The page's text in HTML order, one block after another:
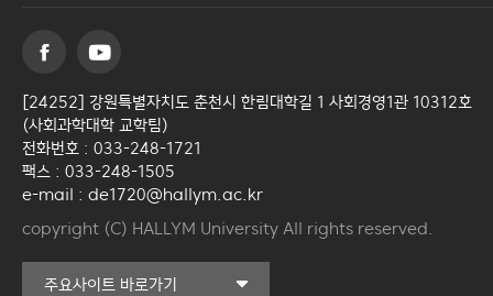
[24252] 강원특별자치도 춘천시 한림대학길 1 사회경영1관 10312호
(사회과학대학 교학팀)
전화번호 : 033-248-1721
팩스 : 033-248-1505
e-mail : de1720@hallym.ac.kr
copyright (C) HALLYM University All rights reserved.
주요사이트 바로가기
커뮤니티교육원